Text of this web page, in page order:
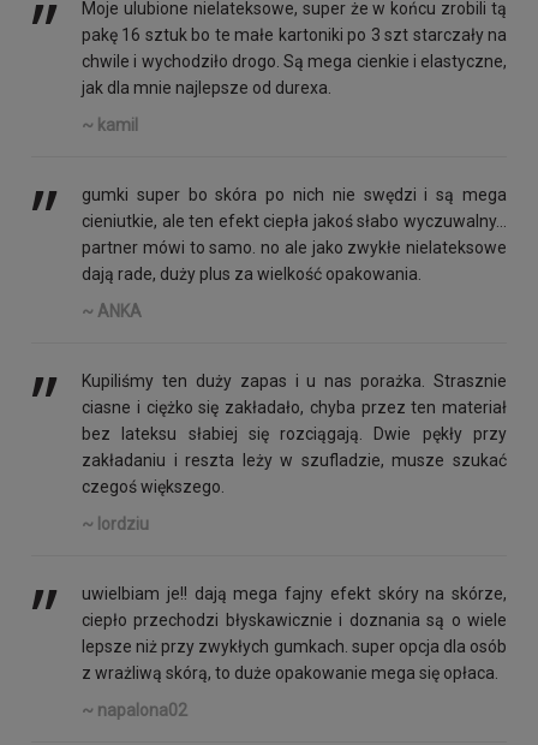
’’
Moje ulubione nielateksowe, super że w końcu zrobili tą
pakę 16 sztuk bo te małe kartoniki po 3 szt starczały na
chwile i wychodziło drogo. Są mega cienkie i elastyczne,
jak dla mnie najlepsze od durexa.
~ kamil
’’
gumki super bo skóra po nich nie swędzi i są mega
cieniutkie, ale ten efekt ciepła jakoś słabo wyczuwalny...
partner mówi to samo. no ale jako zwykłe nielateksowe
dają rade, duży plus za wielkość opakowania.
~ ANKA
’’
Kupiliśmy ten duży zapas i u nas porażka. Strasznie
ciasne i ciężko się zakładało, chyba przez ten materiał
bez lateksu słabiej się rozciągają. Dwie pękły przy
zakładaniu i reszta leży w szufladzie, musze szukać
czegoś większego.
~ lordziu
’’
uwielbiam je!! dają mega fajny efekt skóry na skórze,
ciepło przechodzi błyskawicznie i doznania są o wiele
lepsze niż przy zwykłych gumkach. super opcja dla osób
z wrażliwą skórą, to duże opakowanie mega się opłaca.
~ napalona02